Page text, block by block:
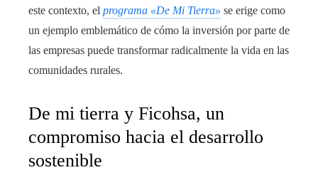
este contexto, el programa «De Mi Tierra» se erige como
un ejemplo emblemático de cómo la inversión por parte de
las empresas puede transformar radicalmente la vida en las
comunidades rurales.
De mi tierra y Ficohsa, un
compromiso hacia el desarrollo
sostenible